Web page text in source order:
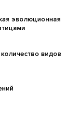
эволюционная
видов